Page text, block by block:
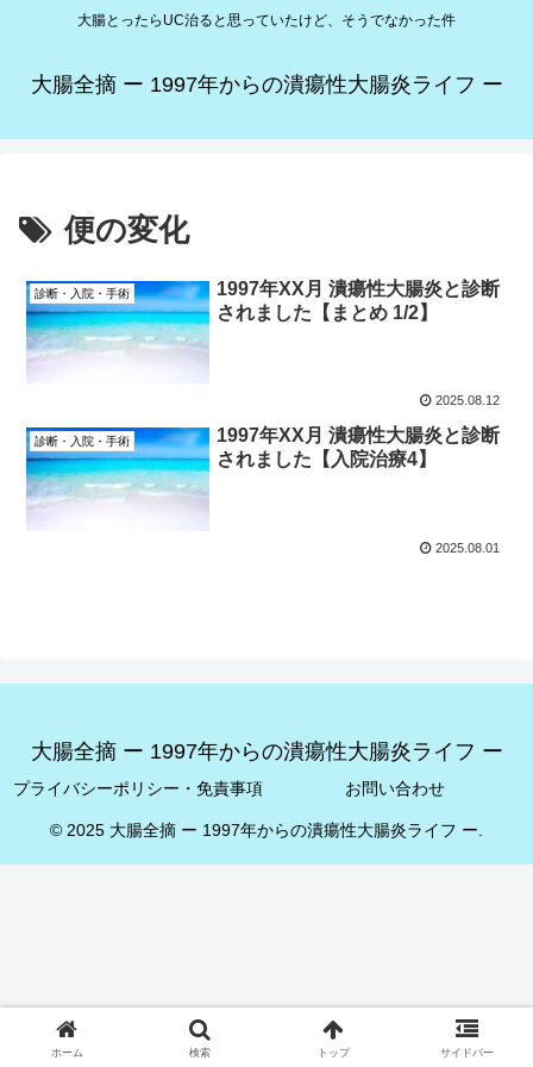
大腸とったらUC治ると思っていたけど、そうでなかった件
大腸全摘 ー 1997年からの潰瘍性大腸炎ライフ ー
便の変化
診断・入院・手術
1997年XX月 潰瘍性大腸炎と診断
されました【まとめ 1/2】
2025.08.12
診断・入院・手術
1997年XX月 潰瘍性大腸炎と診断
されました【入院治療4】
2025.08.01
大腸全摘 ー 1997年からの潰瘍性大腸炎ライフ ー
プライバシーポリシー・免責事項 お問い合わせ
© 2025 大腸全摘 ー 1997年からの潰瘍性大腸炎ライフ ー.
ホーム 検索 トップ サイドバー